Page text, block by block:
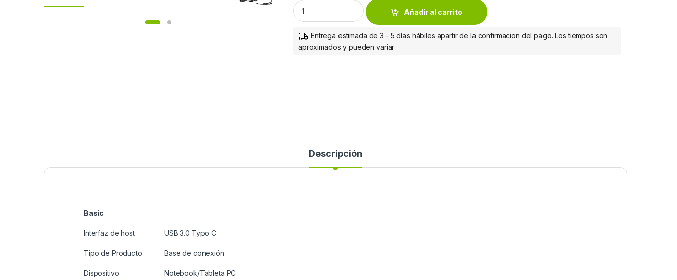
StarTech.com Docking Station DK30CH2DEP USB-C, 2x USB 3.0, 1x HDMI, 2x DisplayPort, 1x RJ-45, Plata/
Añadir al carrito
Entrega estimada de 3 - 5 días hábiles apartir de la confirmacion del pago. Los tiempos son
aproximados y pueden variar
Descripción
Basic
Interfaz de host USB 3.0 Typo C
Tipo de Producto Base de conexión
Dispositivo
Notebook/Tableta PC